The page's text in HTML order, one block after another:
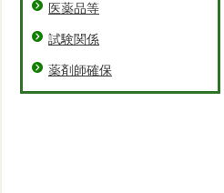
医薬品等
試験関係
薬剤師確保